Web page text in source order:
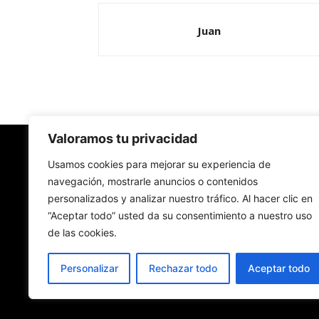
Valoramos tu privacidad
Usamos cookies para mejorar su experiencia de
navegación, mostrarle anuncios o contenidos
personalizados y analizar nuestro tráfico. Al hacer clic en
“Aceptar todo” usted da su consentimiento a nuestro uso
de las cookies.
Personalizar Rechazar todo Aceptar todo
Juan
Redes Cristianas
Una mirada alternativa sobre la Iglesia católica
- Colectivos de Redes Cristianas